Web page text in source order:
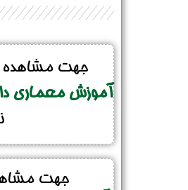
جهت مشاهده
آموزش معماری
جهت